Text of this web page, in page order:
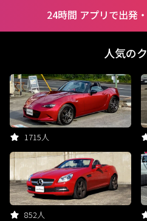
24時間 アプリで出発
人気の
1715人
852人